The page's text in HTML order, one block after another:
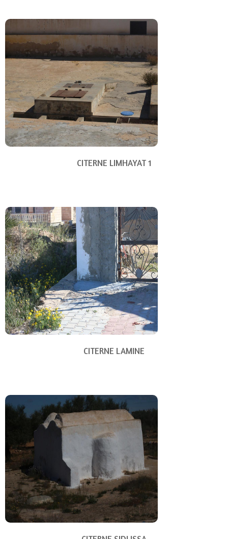
CITERNE LIMHAYAT 1
CITERNE LAMINE